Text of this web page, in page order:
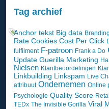
Tag archief
Anchor tekst Big data Branding
Rate Cookies Cost Per Click
fulfilment F-patroon Frank a Do
Update Guerilla Marketing
Nielsen Klantbeoordelingen
Linkbuilding Linkspam Live
attribuut Ondernemen Online
Psychologie Quality Score Retail
TEDx The Invisible Gorilla Viral